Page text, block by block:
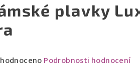
plavky
Podrobnosti hodnocení